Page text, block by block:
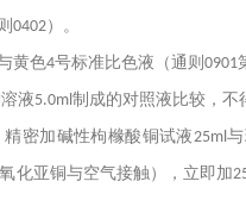
0402）。
黄色4号标准比色液（通则0901
液5.0ml制成的对照液比较，不
精密加碱性枸橼酸铜试液25ml
化亚铜与空气接触），立即加